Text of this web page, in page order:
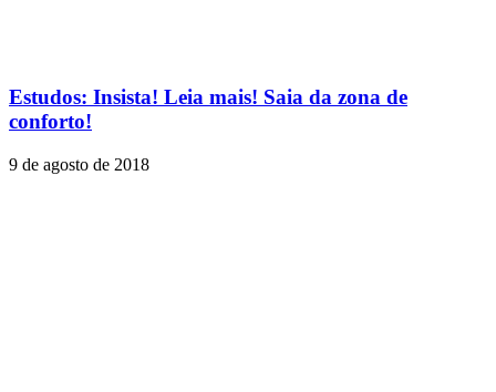
Estudos: Insista! Leia mais! Saia da zona de
conforto!
9 de agosto de 2018